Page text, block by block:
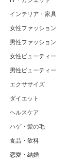
インテリア・家具
女性ファッション
男性ファッション
女性ビューティー
男性ビューティー
エクササイズ
ダイエット
ヘルスケア
ハゲ・髪の毛
食品・飲料
恋愛・結婚